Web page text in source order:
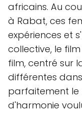
africains. Au
à Rabat, ces
expériences et
collective, le
film, centré sur
différentes
parfaitement le
d'harmonie